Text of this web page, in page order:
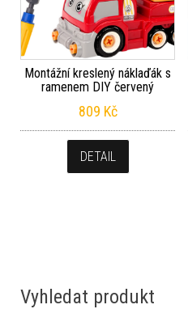
Montážní kreslený náklaďák s
ramenem DIY červený
809 Kč
DETAIL
Vyhledat produkt